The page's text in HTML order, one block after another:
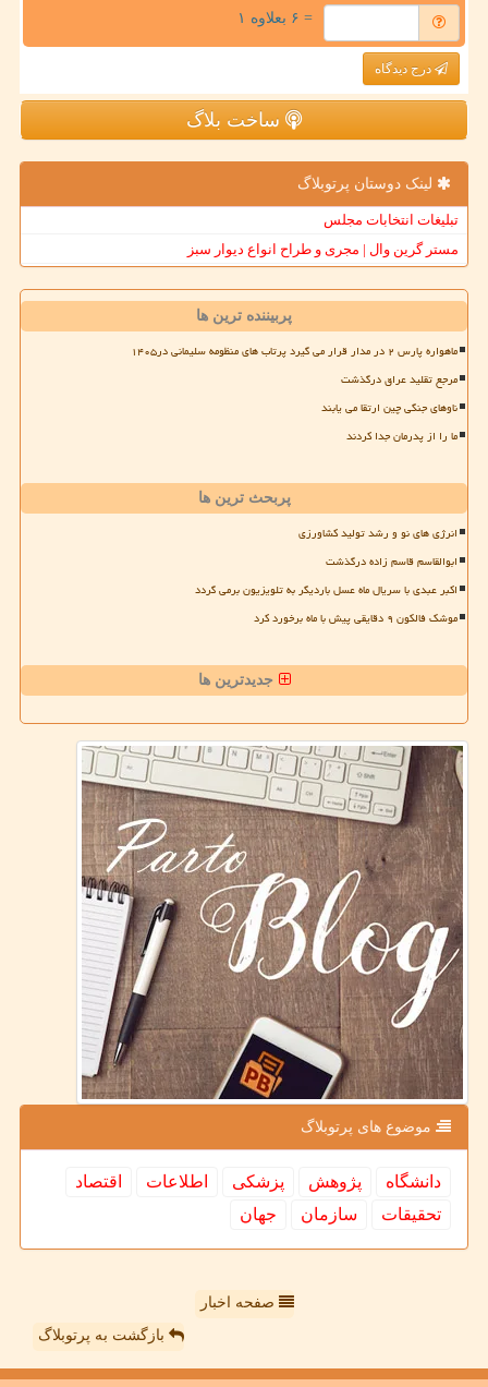
= ۶ بعلاوه ۱
درج دیدگاه
ساخت بلاگ
لینک دوستان پرتوبلاگ
تبلیغات انتخابات مجلس
مستر گرین وال | مجری و طراح انواع دیوار سبز
پربیننده ترین ها
ماهواره پارس ۲ در مدار قرار می گیرد پرتاب های منظومه سلیمانی در۱۴۰۵
مرجع تقلید عراق درگذشت
ناوهای جنگی چین ارتقا می یابند
ما را از پدرمان جدا کردند
پربحث ترین ها
انرژی های نو و رشد تولید کشاورزی
ابوالقاسم قاسم زاده درگذشت
اکبر عبدی با سریال ماه عسل باردیگر به تلویزیون برمی گردد
موشک فالکون ۹ دقایقی پیش با ماه برخورد کرد
جدیدترین ها
موضوع های پرتوبلاگ
دانشگاه پژوهش پزشكی اطلاعات
اقتصاد
تحقیقات
سازمان جهان
صفحه اخبار
بازگشت به پرتوبلاگ